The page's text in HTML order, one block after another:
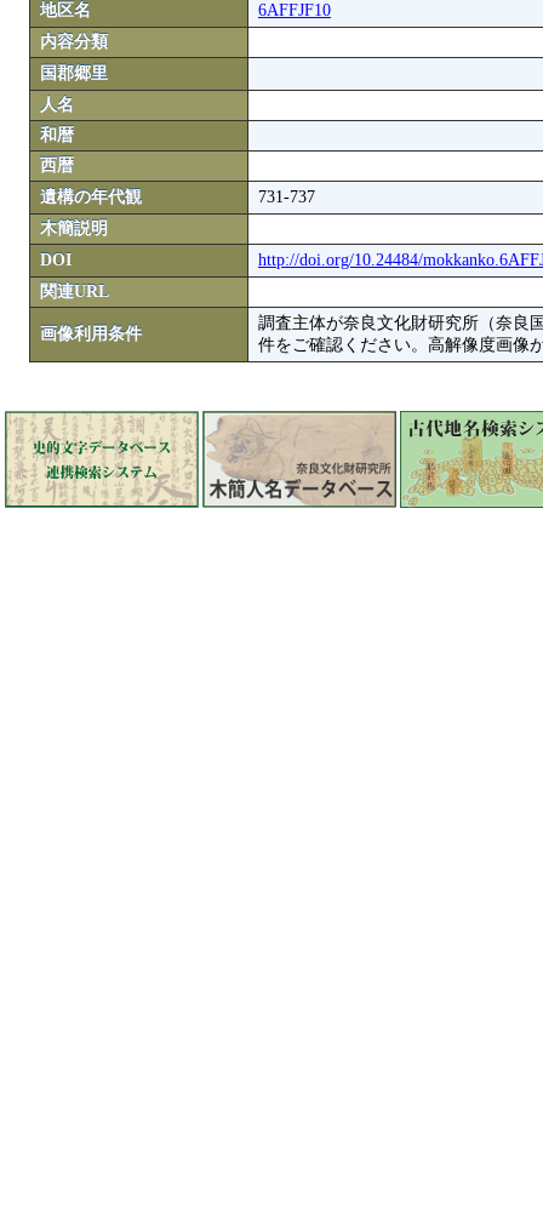
地区名
6AFFJF10
内容分類
国郡郷里
人名
和暦
西暦
遺構の年代観
731-737
木簡説明
DOI
http://doi.org/10.24484/
関連URL
画像利用条件
調査主体が奈良文化財研究所（奈良
件をご確認ください。高解像度画像